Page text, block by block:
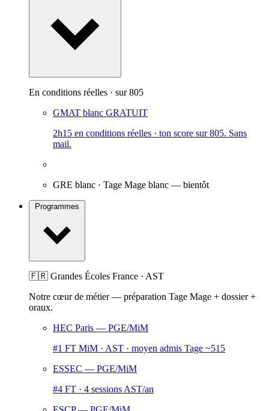
En conditions réelles · sur 805
GMAT blanc GRATUIT
2h15 en conditions réelles · ton score sur 805. Sans
mail.
GRE blanc · Tage Mage blanc — bientôt
🇫🇷 Grandes Écoles France · AST
Notre cœur de métier — préparation Tage Mage + dossier +
oraux.
HEC Paris — PGE/MiM
#1 FT MiM · AST · moyen admis Tage ~515
ESSEC — PGE/MiM
#4 FT · 4 sessions AST/an